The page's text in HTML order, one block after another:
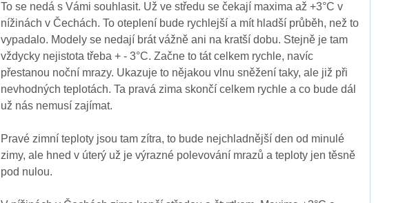
To se nedá s Vámi souhlasit. Už ve středu se čekají maxima až +3°C v
nížinách v Čechách. To oteplení bude rychlejší a mít hladší průběh, než to
vypadalo. Modely se nedají brát vážně ani na kratší dobu. Stejně je tam
vždycky nejistota třeba + - 3°C. Začne to tát celkem rychle, navíc
přestanou noční mrazy. Ukazuje to nějakou vlnu sněžení taky, ale již při
nevhodných teplotách. Ta pravá zima skončí celkem rychle a co bude dál
už nás nemusí zajímat.
Pravé zimní teploty jsou tam zítra, to bude nejchladnější den od minulé
zimy, ale hned v úterý už je výrazné polevování mrazů a teploty jen těsně
pod nulou.